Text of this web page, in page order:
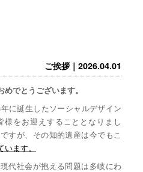
ご挨拶｜2026.04.01
でとうございます。
に誕生したソーシャルデザイン
をお迎えすることとなりまし
すが、その知的遺産は今でもこ
ます。
代社会が抱える問題は多岐にわ